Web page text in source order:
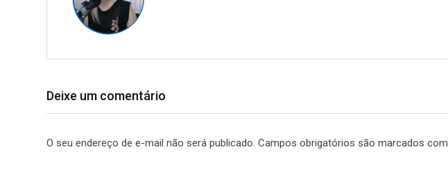
Deixe um comentário
O seu endereço de e-mail não será publicado. Campos obrigatórios são marcados com